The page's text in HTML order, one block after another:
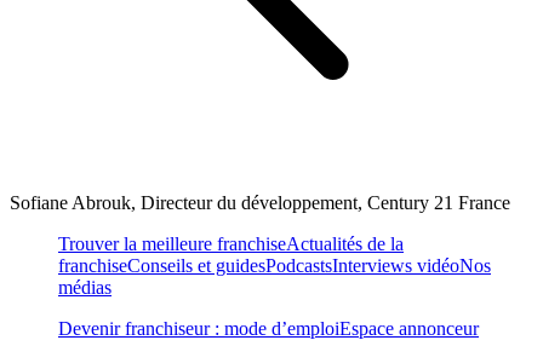
Sofiane Abrouk, Directeur du développement, Century 21 France
Trouver la meilleure franchiseActualités de la
franchiseConseils et guidesPodcastsInterviews vidéoNos
médias
Devenir franchiseur : mode d’emploiEspace annonceur